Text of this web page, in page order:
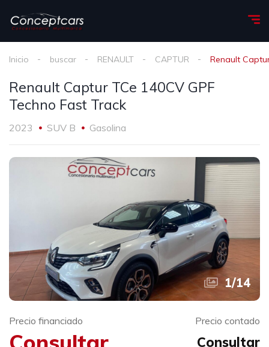
Inicio buscar RENAULT CAPTUR Renault
Renault Captur TCe 140CV GPF
Techno Fast Track
2023 SUV B Gasolina
1/14
Precio financiado Precio contado
Consultar